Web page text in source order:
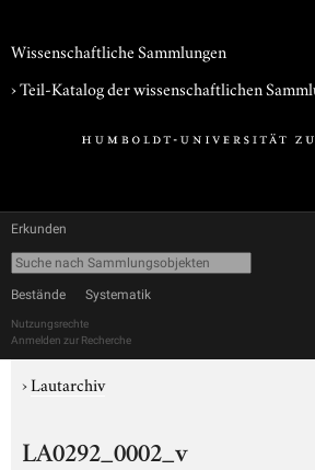
Wissenschaftliche Sammlungen
› Teil-Katalog der wissenschaftlichen
Erkunden
Bestände Systematik
Nutzungsrechte
Anmelden zur Recherche
›Lautarchiv
LA0292_0002_v